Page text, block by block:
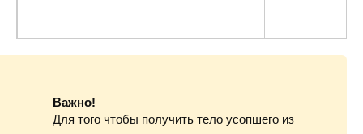
Центральная городская больница (морг) ул.
Важно!
Для того чтобы получить тело усопшего из